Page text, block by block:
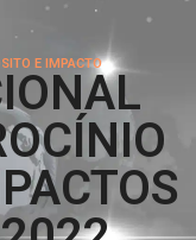
E IMPACTO